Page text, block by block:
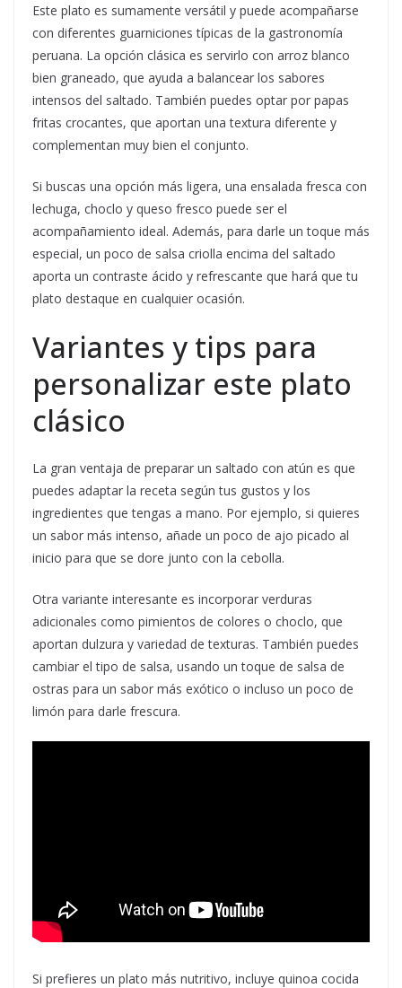
Este plato es sumamente versátil y puede acompañarse
con diferentes guarniciones típicas de la gastronomía
peruana. La opción clásica es servirlo con arroz blanco
bien graneado, que ayuda a balancear los sabores
intensos del saltado. También puedes optar por papas
fritas crocantes, que aportan una textura diferente y
complementan muy bien el conjunto.
Si buscas una opción más ligera, una ensalada fresca con
lechuga, choclo y queso fresco puede ser el
acompañamiento ideal. Además, para darle un toque más
especial, un poco de salsa criolla encima del saltado
aporta un contraste ácido y refrescante que hará que tu
plato destaque en cualquier ocasión.
Variantes y tips para
personalizar este plato
clásico
La gran ventaja de preparar un saltado con atún es que
puedes adaptar la receta según tus gustos y los
ingredientes que tengas a mano. Por ejemplo, si quieres
un sabor más intenso, añade un poco de ajo picado al
inicio para que se dore junto con la cebolla.
Otra variante interesante es incorporar verduras
adicionales como pimientos de colores o choclo, que
aportan dulzura y variedad de texturas. También puedes
cambiar el tipo de salsa, usando un toque de salsa de
ostras para un sabor más exótico o incluso un poco de
limón para darle frescura.
Si prefieres un plato más nutritivo, incluye quinoa cocida